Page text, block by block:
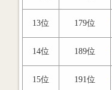
13位 179位
14位 189位
15位 191位